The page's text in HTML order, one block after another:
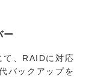
ー
て、RAIDに対応
バックアップを